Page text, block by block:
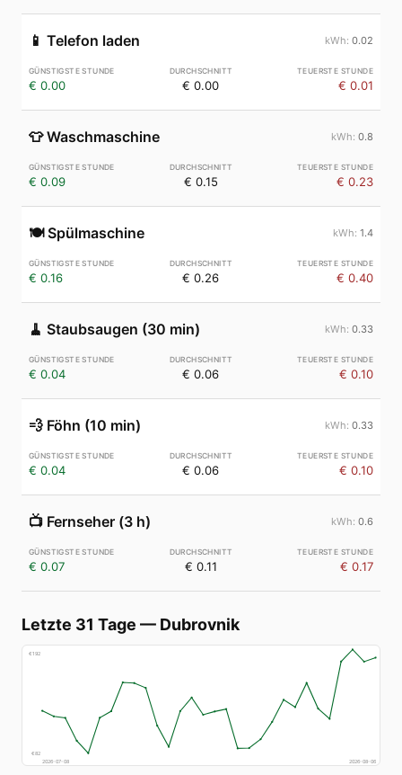
📱 Telefon laden 0.02
€ 0.00 € 0.00 € 0.01
👕 Waschmaschine 0.8
€ 0.09 € 0.15 € 0.23
🍽️ Spülmaschine 1.4
€ 0.16 € 0.26 € 0.40
🧹 Staubsaugen (30 min) 0.33
€ 0.04 € 0.06 € 0.10
💨 Föhn (10 min) 0.33
€ 0.04 € 0.06 € 0.10
📺 Fernseher (3 h) 0.6
€ 0.07 € 0.11 € 0.17
Letzte 31 Tage — Dubrovnik
€192
€82
2026-07-08
2026-08-06